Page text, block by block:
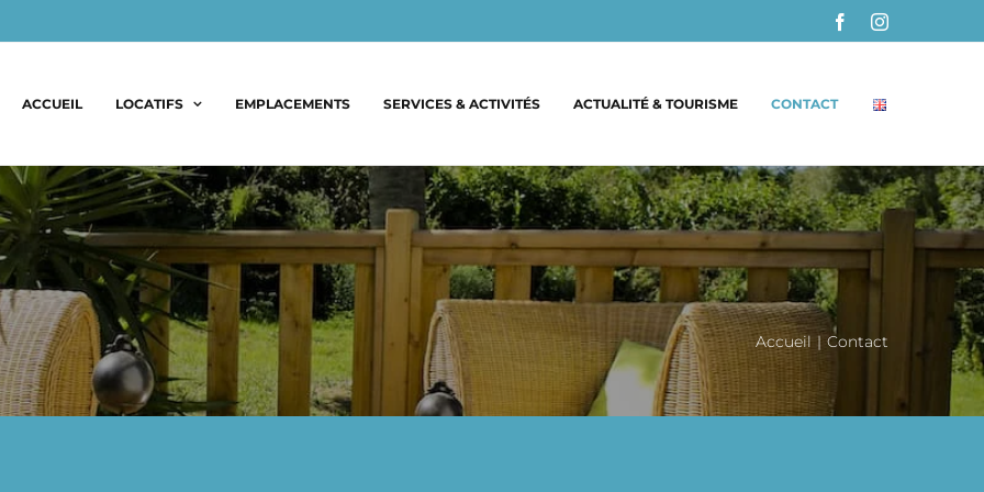
FacebookInstagram
ACCUEIL LOCATIFS EMPLACEMENTS SERVICES & ACTIVITÉS ACTUALITÉ & TOURISME CONTACT
Accueil | Contact